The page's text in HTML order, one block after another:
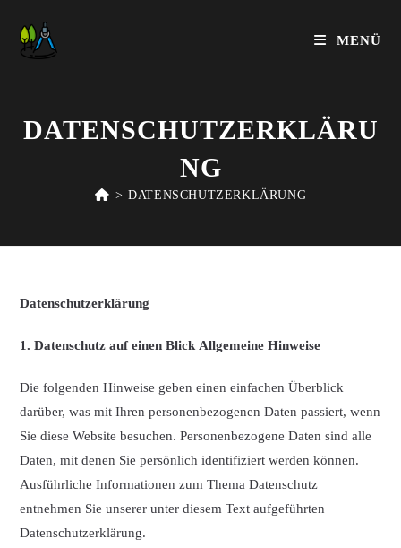
Inhalt
springen
MENÜ
DATENSCHUTZERKLÄRU
NG
> DATENSCHUTZERKLÄRUNG
Datenschutzerklärung
1. Datenschutz auf einen Blick Allgemeine Hinweise
Die folgenden Hinweise geben einen einfachen Überblick
darüber, was mit Ihren personenbezogenen Daten passiert, wenn
Sie diese Website besuchen. Personenbezogene Daten sind alle
Daten, mit denen Sie persönlich identifiziert werden können.
Ausführliche Informationen zum Thema Datenschutz
entnehmen Sie unserer unter diesem Text aufgeführten
Datenschutzerklärung.